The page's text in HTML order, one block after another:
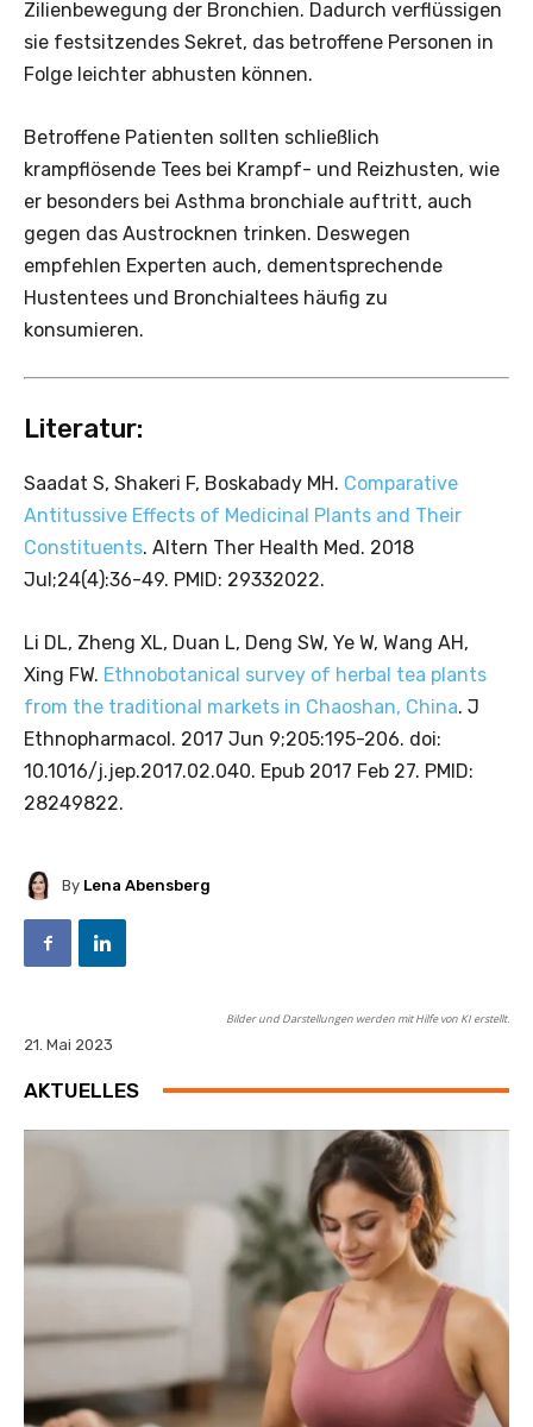
Zilienbewegung der Bronchien. Dadurch verflüssigen
sie festsitzendes Sekret, das betroffene Personen in
Folge leichter abhusten können.
Betroffene Patienten sollten schließlich
krampflösende Tees bei Krampf- und Reizhusten, wie
er besonders bei Asthma bronchiale auftritt, auch
gegen das Austrocknen trinken. Deswegen
empfehlen Experten auch, dementsprechende
Hustentees und Bronchialtees häufig zu
konsumieren.
Literatur:
Saadat S, Shakeri F, Boskabady MH. Comparative
Antitussive Effects of Medicinal Plants and Their
Constituents. Altern Ther Health Med. 2018
Jul;24(4):36-49. PMID: 29332022.
Li DL, Zheng XL, Duan L, Deng SW, Ye W, Wang AH,
Xing FW. Ethnobotanical survey of herbal tea plants
from the traditional markets in Chaoshan, China. J
Ethnopharmacol. 2017 Jun 9;205:195-206. doi:
10.1016/j.jep.2017.02.040. Epub 2017 Feb 27. PMID:
28249822.
By Lena Abensberg
Bilder und Darstellungen werden mit Hilfe von KI erstellt.
21. Mai 2023
AKTUELLES